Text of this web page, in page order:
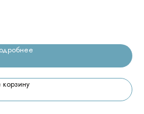
корзину